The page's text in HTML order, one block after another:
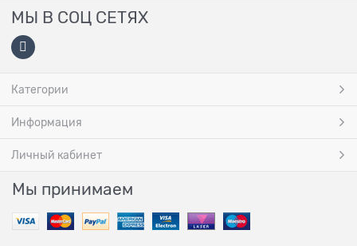
МЫ В СОЦ СЕТЯХ
Категории
Информация
Личный кабинет
Мы принимаем